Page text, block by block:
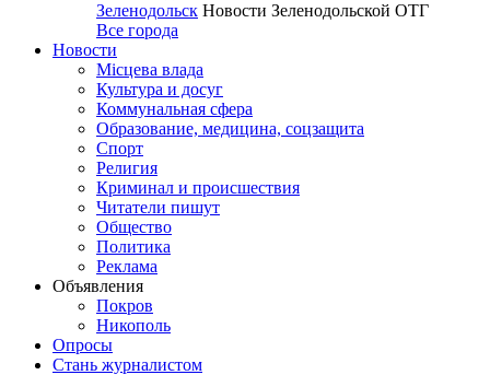
Зеленодольск Новости Зеленодольской ОТГ
Все города
Новости
Місцева влада
Культура и досуг
Коммунальная сфера
Образование, медицина, соцзащита
Спорт
Религия
Криминал и происшествия
Читатели пишут
Общество
Политика
Реклама
Объявления
Покров
Никополь
Опросы
Стань журналистом